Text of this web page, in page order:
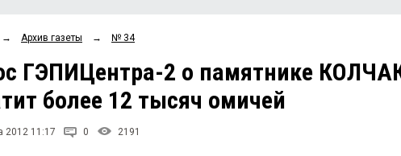
→ Архив газеты → № 34
ГЭПИЦентра-2 о памятнике
более 12 тысяч омичей
2012 11:17 0 2191